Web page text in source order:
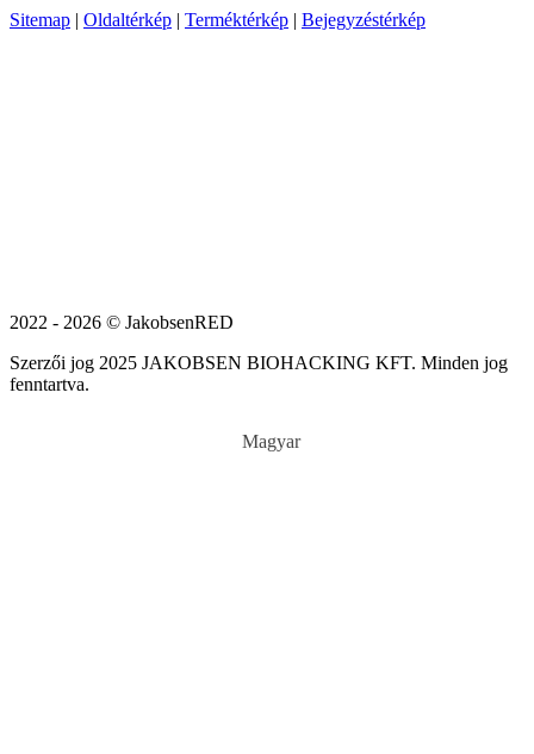
Sitemap | Oldaltérkép | Terméktérkép | Bejegyzéstérkép
2022 - 2026 © JakobsenRED
Szerzői jog 2025 JAKOBSEN BIOHACKING KFT. Minden jog
fenntartva.
Magyar